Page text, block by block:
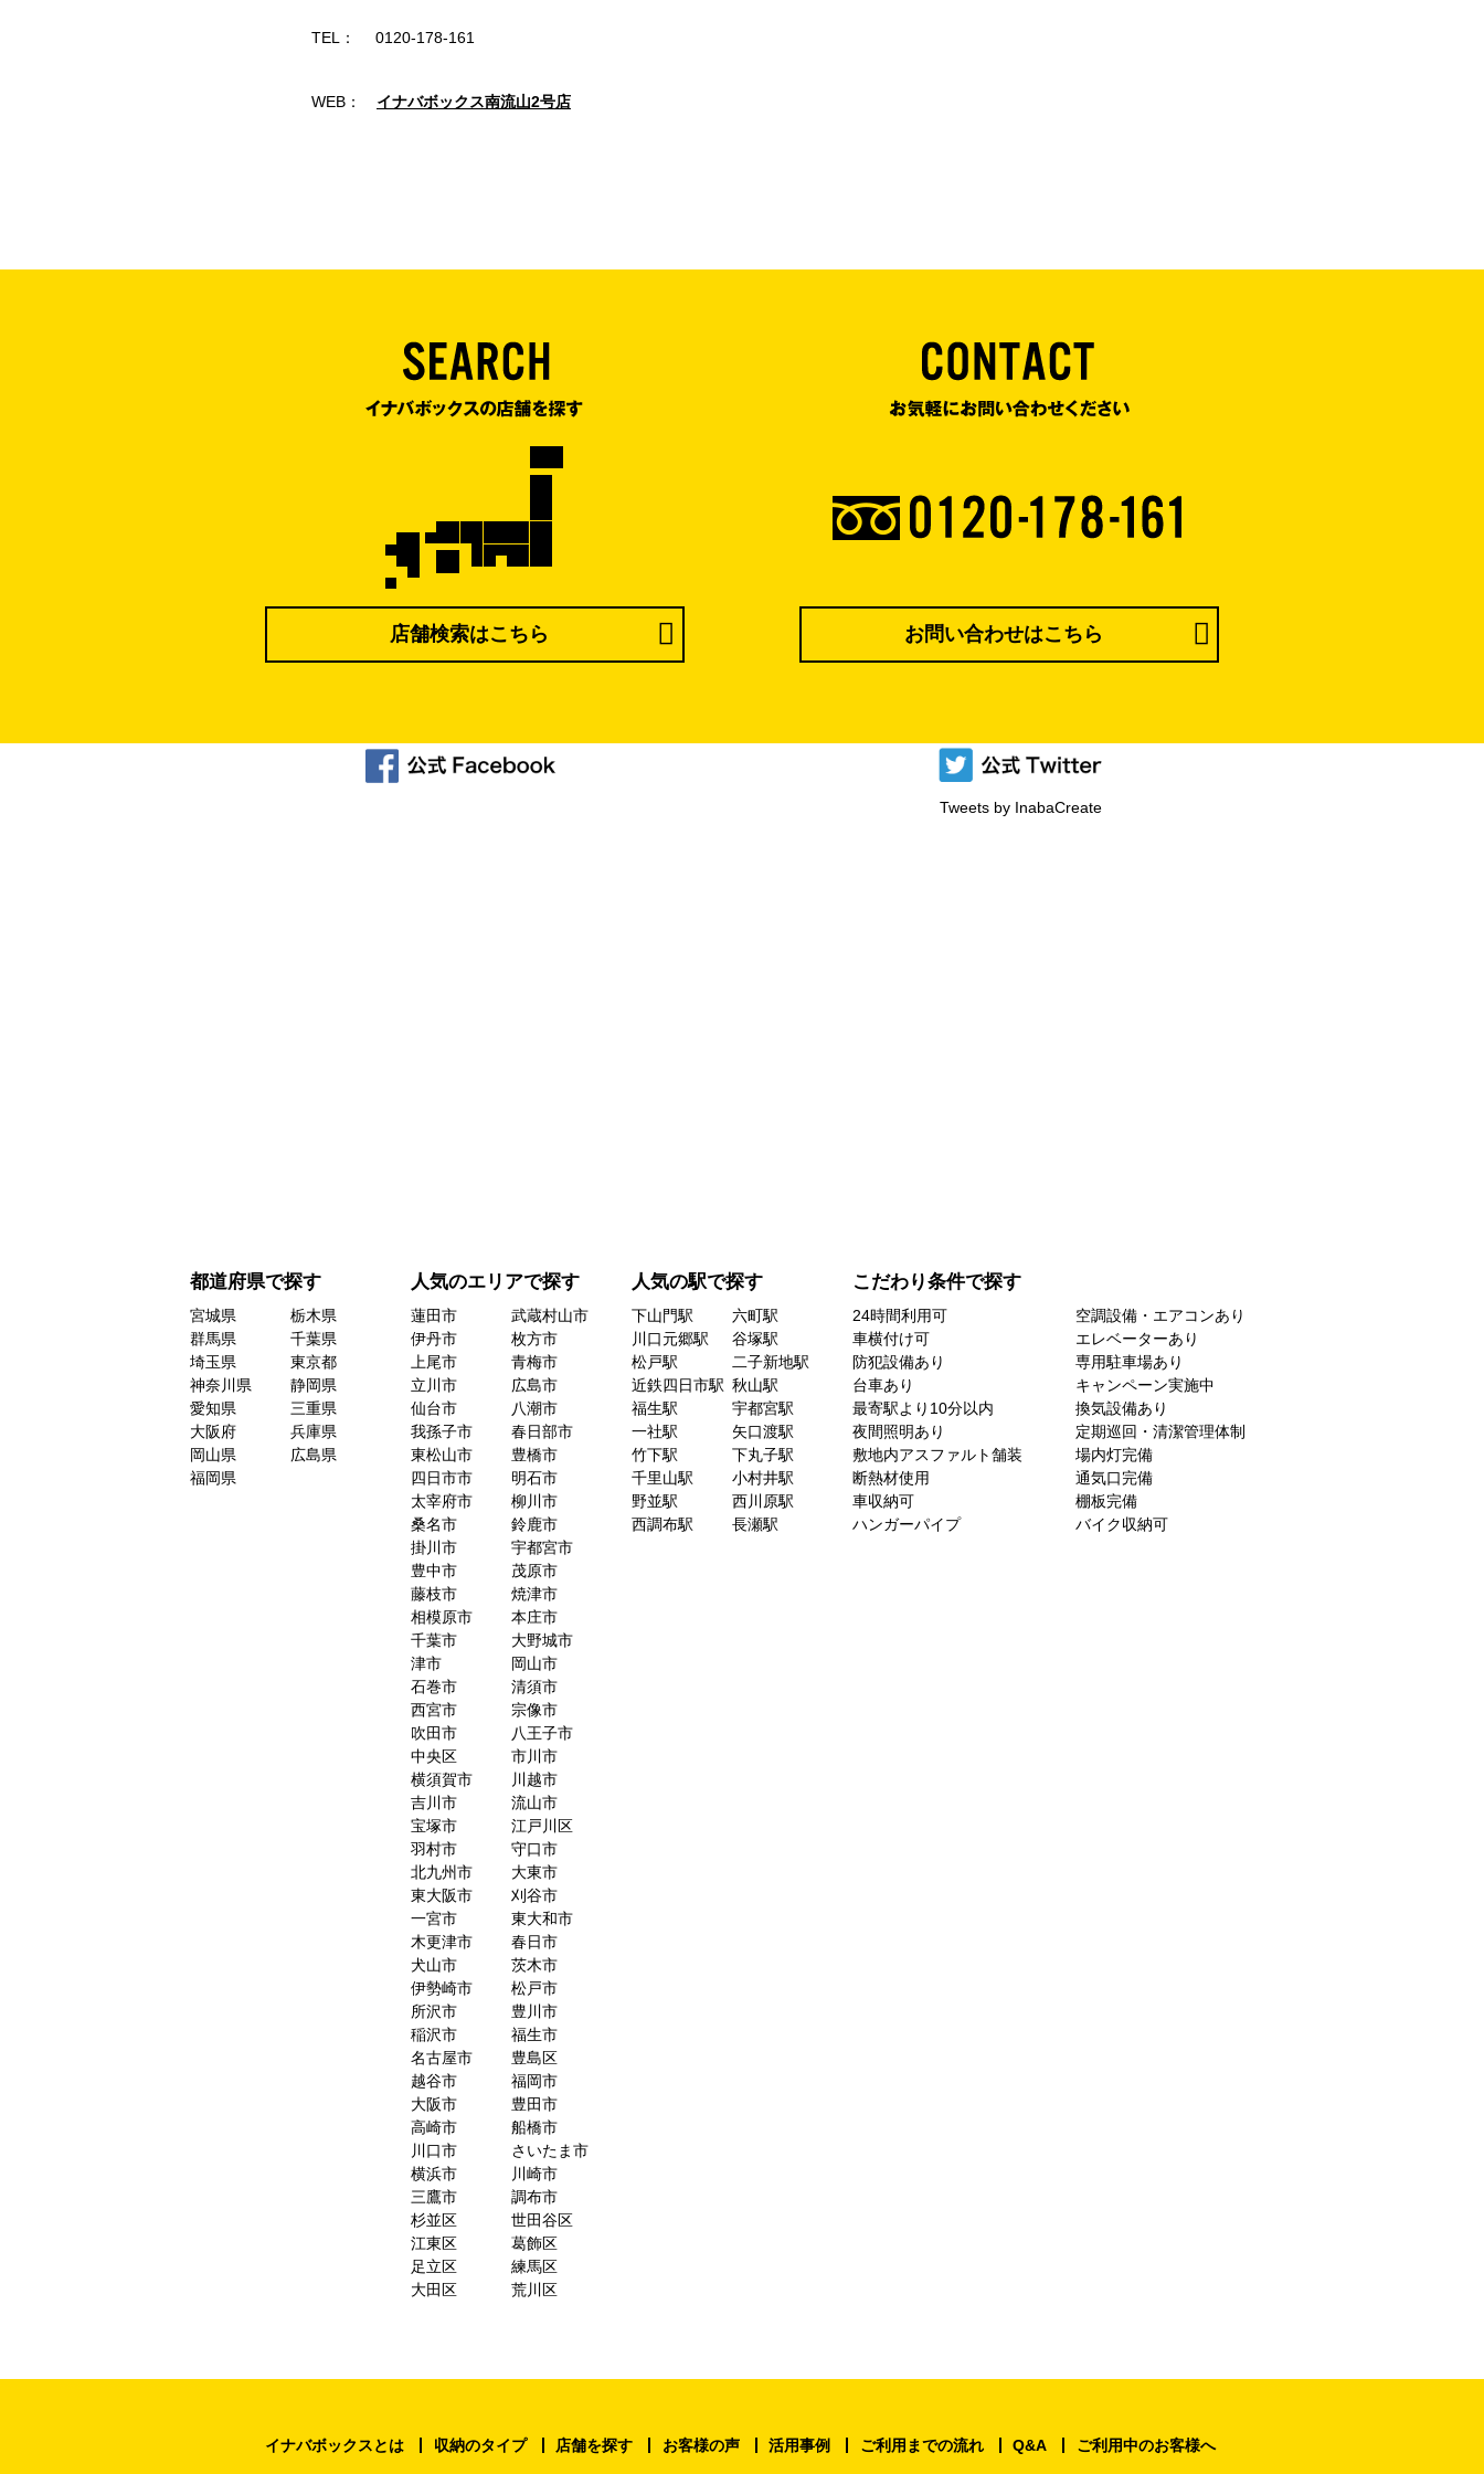
TEL： 0120-178-161
WEB： イナバボックス南流山2号店
店舗検索はこちら お問い合わせはこちら
Tweets by InabaCreate
都道府県で探す
宮城県
栃木県
群馬県
千葉県
埼玉県
東京都
神奈川県
静岡県
愛知県
三重県
大阪府
兵庫県
岡山県
広島県
福岡県
人気のエリアで探す
蓮田市
武蔵村山市
伊丹市
枚方市
上尾市
青梅市
立川市
広島市
仙台市
八潮市
我孫子市
春日部市
東松山市
豊橋市
四日市市
明石市
太宰府市
柳川市
桑名市
鈴鹿市
掛川市
宇都宮市
豊中市
茂原市
藤枝市
焼津市
相模原市
本庄市
千葉市
大野城市
津市
岡山市
石巻市
清須市
西宮市
宗像市
吹田市
八王子市
中央区
市川市
横須賀市
川越市
吉川市
流山市
宝塚市
江戸川区
羽村市
守口市
北九州市
大東市
東大阪市
刈谷市
一宮市
東大和市
木更津市
春日市
犬山市
茨木市
伊勢崎市
松戸市
所沢市
豊川市
稲沢市
福生市
名古屋市
豊島区
越谷市
福岡市
大阪市
豊田市
高崎市
船橋市
川口市
さいたま市
横浜市
川崎市
三鷹市
調布市
杉並区
世田谷区
江東区
葛飾区
足立区
練馬区
大田区
荒川区
人気の駅で探す
下山門駅
六町駅
川口元郷駅
谷塚駅
松戸駅
二子新地駅
近鉄四日市駅 秋山駅
福生駅
宇都宮駅
一社駅
矢口渡駅
竹下駅
下丸子駅
千里山駅
小村井駅
野並駅
西川原駅
西調布駅
長瀬駅
こだわり条件で探す
24時間利用可
空調設備・エアコンあり
車横付け可
エレベーターあり
防犯設備あり
専用駐車場あり
台車あり
キャンペーン実施中
最寄駅より10分以内
換気設備あり
夜間照明あり
定期巡回・清潔管理体制
敷地内アスファルト舗装
場内灯完備
断熱材使用
通気口完備
車収納可
棚板完備
ハンガーパイプ
バイク収納可
イナバボックスとは 収納のタイプ 店舗を探す お客様の声 活用事例 ご利用までの流れ Q&A ご利用中のお客様へ